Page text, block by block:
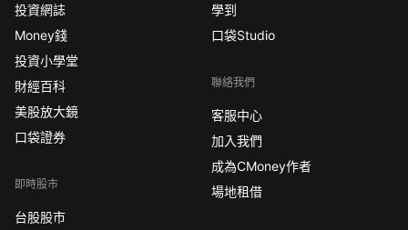
投資網誌
Money錢
投資小學堂
財經百科
美股放大鏡
口袋證券
即時股市
台股股市
學到
口袋Studio
聯絡我們
客服中心
加入我們
成為CMoney作者
場地租借